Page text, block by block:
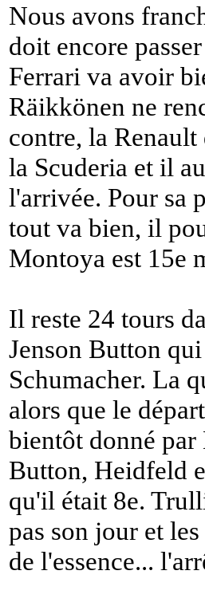
Nous avons
doit encore
Ferrari va avoir
Räikkönen ne
contre, la
la Scuderia et il
l'arrivée. Pour sa
tout va bien, il
Montoya est 15e
Il reste 24 tours
Jenson Button
Schumacher. La
alors que le
bientôt donné par
Button, Heidfeld
qu'il était 8e.
pas son jour et
de l'essence...